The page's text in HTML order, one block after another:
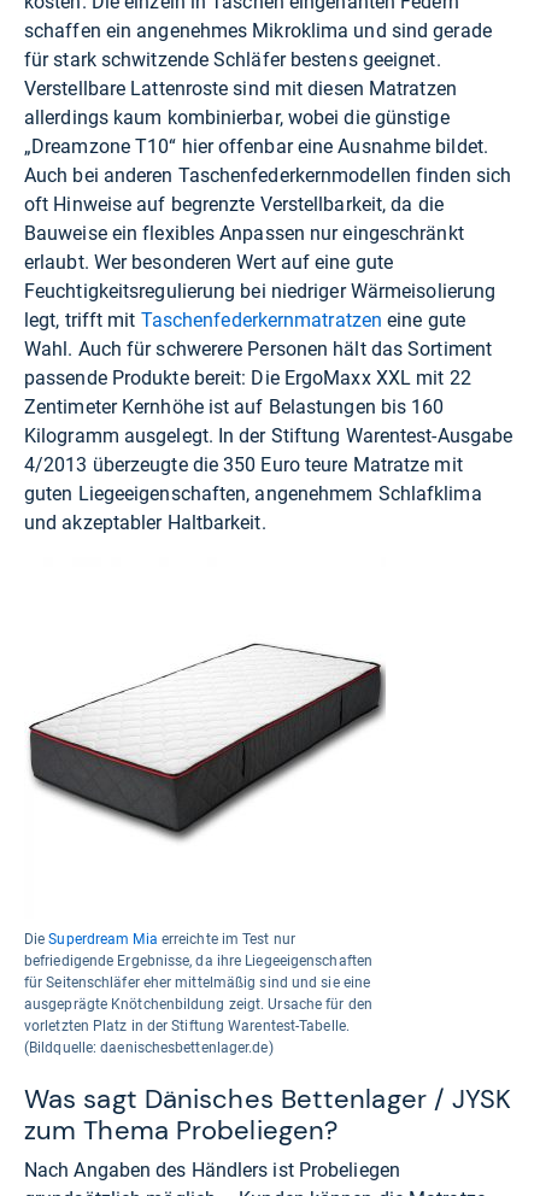
schaffen ein angenehmes Mikroklima und sind gerade
für stark schwitzende Schläfer bestens geeignet.
Verstellbare Lattenroste sind mit diesen Matratzen
allerdings kaum kombinierbar, wobei die günstige
„Dreamzone T10“ hier offenbar eine Ausnahme bildet.
Auch bei anderen Taschenfederkernmodellen finden sich
oft Hinweise auf begrenzte Verstellbarkeit, da die
Bauweise ein flexibles Anpassen nur eingeschränkt
erlaubt. Wer besonderen Wert auf eine gute
Feuchtigkeitsregulierung bei niedriger Wärmeisolierung
legt, trifft mit Taschenfederkernmatratzen eine gute
Wahl. Auch für schwerere Personen hält das Sortiment
passende Produkte bereit: Die ErgoMaxx XXL mit 22
Zentimeter Kernhöhe ist auf Belastungen bis 160
Kilogramm ausgelegt. In der Stiftung Warentest-Ausgabe
4/2013 überzeugte die 350 Euro teure Matratze mit
guten Liegeeigenschaften, angenehmem Schlafklima
und akzeptabler Haltbarkeit.
DieSuperdream Mia erreichte im Test nur
befriedigende Ergebnisse, da ihre Liegeeigenschaften
für Seitenschläfer eher mittelmäßig sind und sie eine
ausgeprägte Knötchenbildung zeigt. Ursache für den
vorletzten Platz in der Stiftung Warentest-Tabelle.
(Bildquelle: daenischesbettenlager.de)
Was sagt Dänisches Bettenlager / JYSK
zum Thema Probeliegen?
Nach Angaben des Händlers ist Probeliegen